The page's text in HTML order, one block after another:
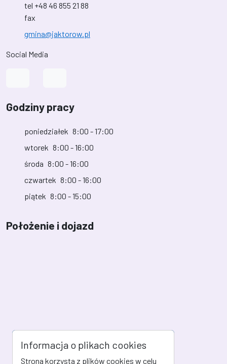
tel +48 46 855 21 88
fax
gmina@jaktorow.pl
Social Media
Godziny pracy
poniedziałek 8:00 - 17:00
wtorek 8:00 - 16:00
środa 8:00 - 16:00
czwartek 8:00 - 16:00
piątek 8:00 - 15:00
Położenie i dojazd
Informacja o plikach cookies
Strona korzysta z plików cookies w celu